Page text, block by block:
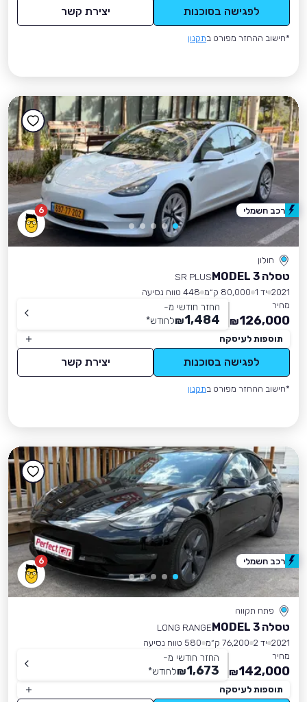
לפגישה בסוכנות יצירת קשר
*חישוב ההחזר מפורט בתקנון
6
חולון
טסלה MODEL 3
SR PLUS
2021 יד 1 80,000 ק״מ
448 טווח נסיעה
מחיר
126,000
₪
החזר חודשי מ-
1,484
₪לחודש*
תוספות לעיסקה
לפגישה בסוכנות יצירת קשר
*חישוב ההחזר מפורט בתקנון
רכב חשמלי
6
פתח תקווה
טסלה MODEL 3
LONG RANGE
2021 יד 2 76,200 ק״מ
580 טווח נסיעה
מחיר
142,000
₪
החזר חודשי מ-
1,673
₪לחודש*
תוספות לעיסקה
רכב חשמלי